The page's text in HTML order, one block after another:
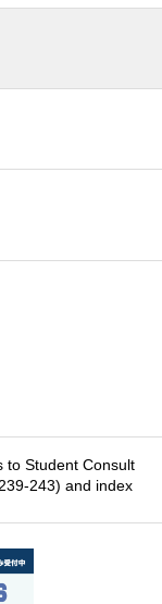
to Student Consult
243) and index